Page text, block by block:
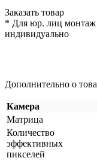
Заказать товар
* Для юр. лиц монтаж
индивидуально
Дополнительно о
Камера
Матрица
Количество
эффективных
пикселей